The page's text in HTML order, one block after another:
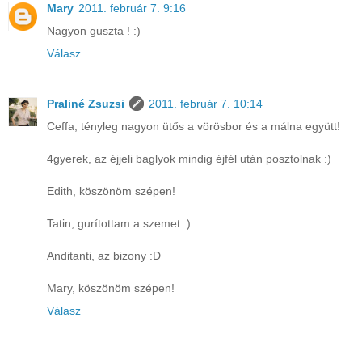
Mary 2011. február 7. 9:16
Nagyon guszta ! :)
Válasz
Praliné Zsuzsi
2011. február 7. 10:14
Ceffa, tényleg nagyon ütős a vörösbor és a málna együtt!
4gyerek, az éjjeli baglyok mindig éjfél után posztolnak :)
Edith, köszönöm szépen!
Tatin, gurítottam a szemet :)
Anditanti, az bizony :D
Mary, köszönöm szépen!
Válasz